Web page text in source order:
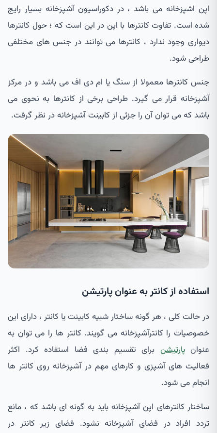
اپن اشپزخانه می باشد ، در دکوراسیون آشپزخانه بسیار رایج
شده است. تفاوت کانترها با اپن در این است که ؛ حول کانترها
دیواری وجود ندارد ، کانترها می توانند در جنس های مختلفی
طراحی شود.
جنس کانترها معمولا از سنگ یا ام دی اف می باشد و در مرکز
آشپزخانه قرار می گیرد. طراحی برخی از کانترها به نحوی می
باشد که می توان آن را جزئی از کابینت آشپزخانه در نظر گرفت.
استفاده از کانتر به عنوان پارتیشن
در حالت کلی ، هر گونه ساختار شبیه کابینت یا کانتر ، دارای این
خصوصیات را کانترآشپزخانه می گویند. کانتر ها را می توان به
عنوانپارتیشن برای تقسیم بندی فضا استفاده کرد. اکثر
فعالیت ‌های آشپزی و کارهای مهم در آشپزخانه روی کانتر ها
انجام می شود.
ساختار کانترهای اپن آشپزخانه باید به گونه ای باشد که ، مانع
تردد افراد در فضای آشپزخانه نشود. فضای زیر کانتر در